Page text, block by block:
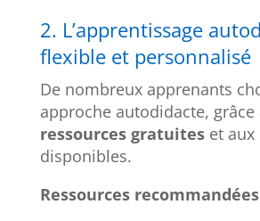
2. L’apprentissage
flexible et personnalisé
De nombreux apprenants
approche autodidacte, grâce
ressources gratuiteset aux
disponibles.
Ressources